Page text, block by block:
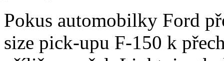
Pokus automobilky Ford
size pick-upu F-150 k